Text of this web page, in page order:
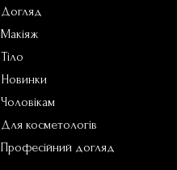
Догляд
Макіяж
Тіло
Новинки
Чоловікам
Для косметологів
Професійний догляд